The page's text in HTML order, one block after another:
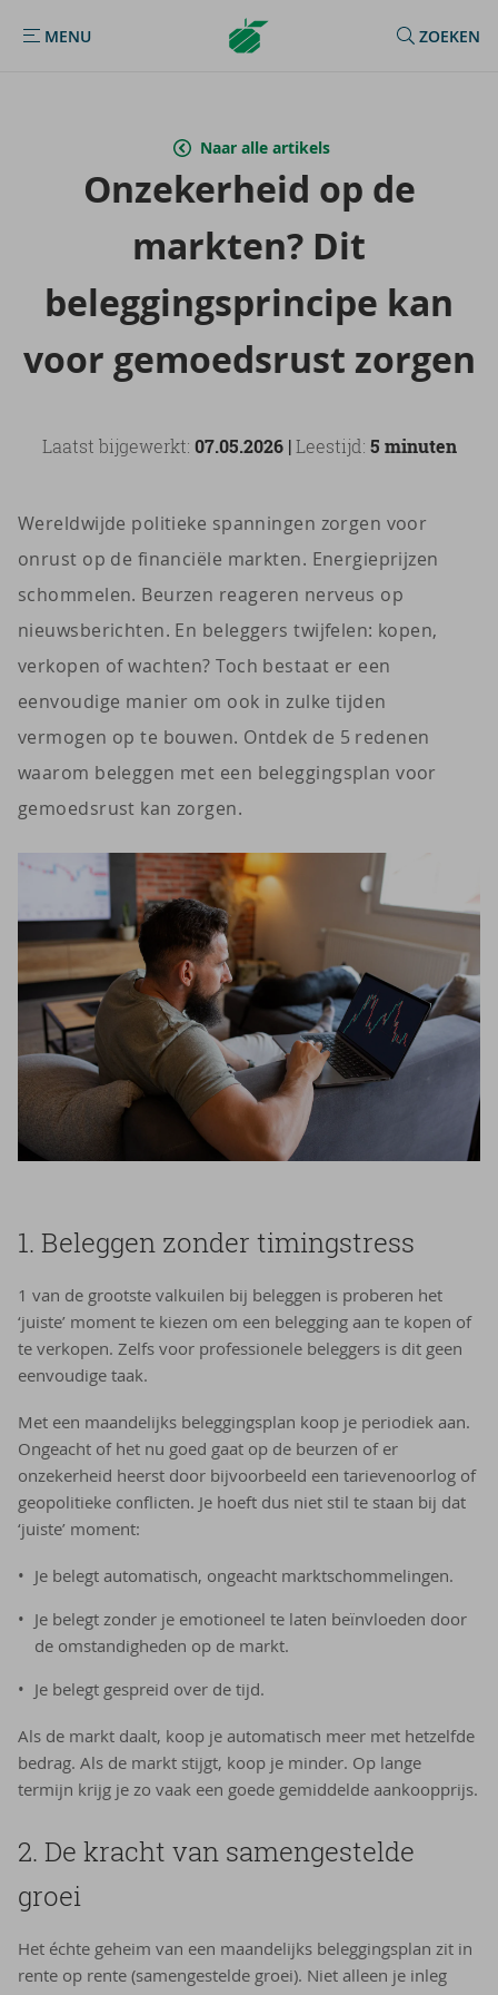
MENU
MENU
Argenta
Homepage
ZOEKEN
Naar alle artikels
On­ze­ker­heid op de
mark­ten? Dit
be­leg­gings­prin­ci­pe kan
voor ge­moeds­rust zor­gen
Laatst bijgewerkt: 07.05.2026 |Leestijd: 5 minuten
Wereldwijde politieke spanningen zorgen voor
onrust op de financiële markten. Energieprijzen
schommelen. Beurzen reageren nerveus op
nieuwsberichten. En beleggers twijfelen: kopen,
verkopen of wachten? Toch bestaat er een
eenvoudige manier om ook in zulke tijden
vermogen op te bouwen. Ontdek de 5 redenen
waarom beleggen met een beleggingsplan voor
gemoedsrust kan zorgen.
1. Be­leg­gen zon­der ti­mingst­ress
1 van de grootste valkuilen bij beleggen is proberen het
‘juiste’ moment te kiezen om een belegging aan te kopen of
te verkopen. Zelfs voor professionele beleggers is dit geen
eenvoudige taak.
Met een maandelijks beleggingsplan koop je periodiek aan.
Ongeacht of het nu goed gaat op de beurzen of er
onzekerheid heerst door bijvoorbeeld een tarievenoorlog of
geopolitieke conflicten. Je hoeft dus niet stil te staan bij dat
‘juiste’ moment:
Je belegt automatisch, ongeacht marktschommelingen.
Je belegt zonder je emotioneel te laten beïnvloeden door
de omstandigheden op de markt.
Je belegt gespreid over de tijd.
Als de markt daalt, koop je automatisch meer met hetzelfde
bedrag. Als de markt stijgt, koop je minder. Op lange
termijn krijg je zo vaak een goede gemiddelde aankoopprijs.
2. De kracht van sa­men­ge­stel­de
groei
Het échte geheim van een maandelijks beleggingsplan zit in
rente op rente (samengestelde groei). Niet alleen je inleg